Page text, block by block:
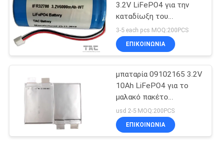
3.2V LiFePO4 για την
καταδίωξη του
εξοπλισμού και του
ηλιακού ηλεκτρικού
φράκτη
3-5 each pcs MOQ:200PCS
ΕΠΙΚΟΙΝΩΝΊΑ
μπαταρία 09102165 3.2V
10Ah LiFePO4 για το
μαλακό πακέτο
σακουλών μπαταριών
σταθμών δαπανών
usd 2-5 MOQ:200PCS
ΕΠΙΚΟΙΝΩΝΊΑ